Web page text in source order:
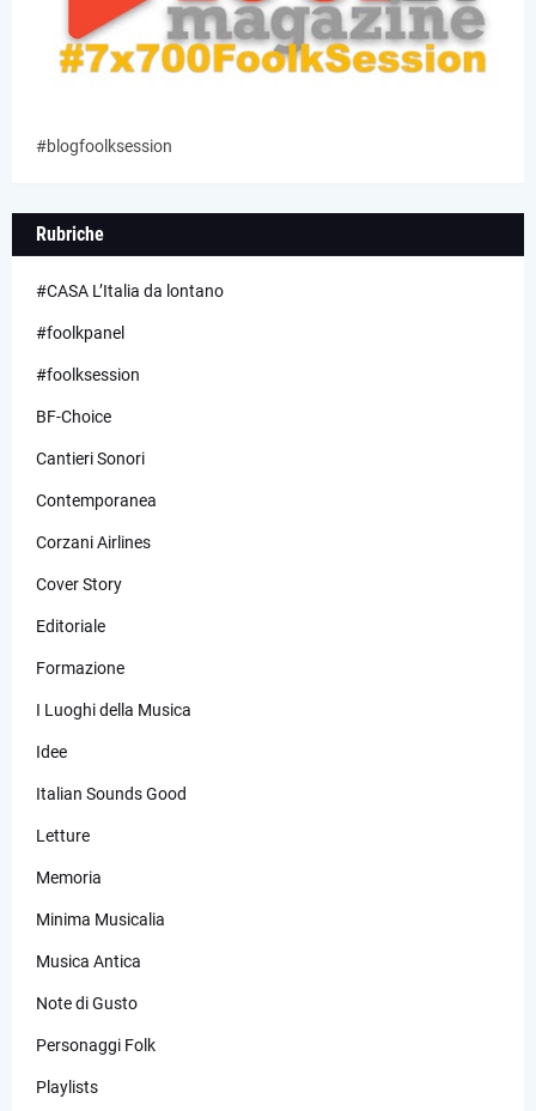
#blogfoolksession
Rubriche
#CASA L’Italia da lontano
#foolkpanel
#foolksession
BF-Choice
Cantieri Sonori
Contemporanea
Corzani Airlines
Cover Story
Editoriale
Formazione
I Luoghi della Musica
Idee
Italian Sounds Good
Letture
Memoria
Minima Musicalia
Musica Antica
Note di Gusto
Personaggi Folk
Playlists